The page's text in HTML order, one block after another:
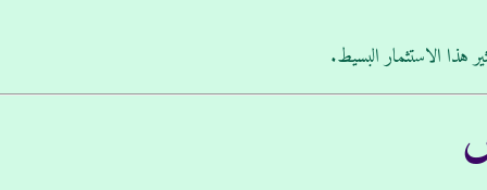
هذا الاستثمار البسيط.